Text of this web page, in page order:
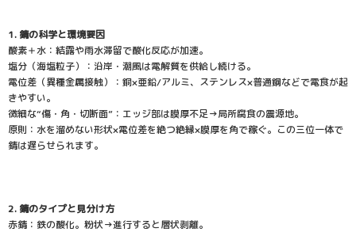
1. 錆の科学と環境要因
酸素＋水：結露や雨水滞留で酸化反応が加速。
塩分（海塩粒子）：沿岸・潮風は電解質を供給し続ける。
電位差（異種金属接触）：銅×亜鉛/アルミ、ステンレス×普通鋼などで電食が起
きやすい。
微細な“傷・角・切断面”：エッジ部は膜厚不足→局所腐食の震源地。
原則：水を溜めない形状×電位差を絶つ絶縁×膜厚を角で稼ぐ。この三位一体で
錆は遅らせられます。
2. 錆のタイプと見分け方
赤錆：鉄の酸化。粉状→進行すると層状剥離。